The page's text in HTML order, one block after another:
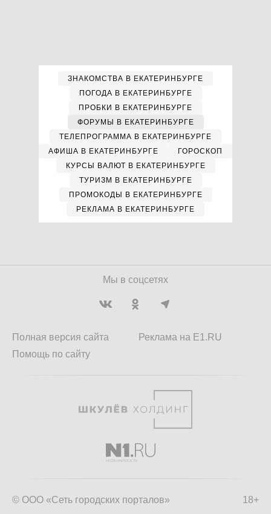
ЗНАКОМСТВА В ЕКАТЕРИНБУРГЕ
ПОГОДА В ЕКАТЕРИНБУРГЕ
ПРОБКИ В ЕКАТЕРИНБУРГЕ
ФОРУМЫ В ЕКАТЕРИНБУРГЕ
ТЕЛЕПРОГРАММА В ЕКАТЕРИНБУРГЕ
АФИША В ЕКАТЕРИНБУРГЕ
ГОРОСКОП
КУРСЫ ВАЛЮТ В ЕКАТЕРИНБУРГЕ
ТУРИЗМ В ЕКАТЕРИНБУРГЕ
ПРОМОКОДЫ В ЕКАТЕРИНБУРГЕ
РЕКЛАМА В ЕКАТЕРИНБУРГЕ
Мы в соцсетях
Полная версия сайта
Помощь по сайту
Реклама на E1.RU
18+
© ООО «Сеть городских порталов»